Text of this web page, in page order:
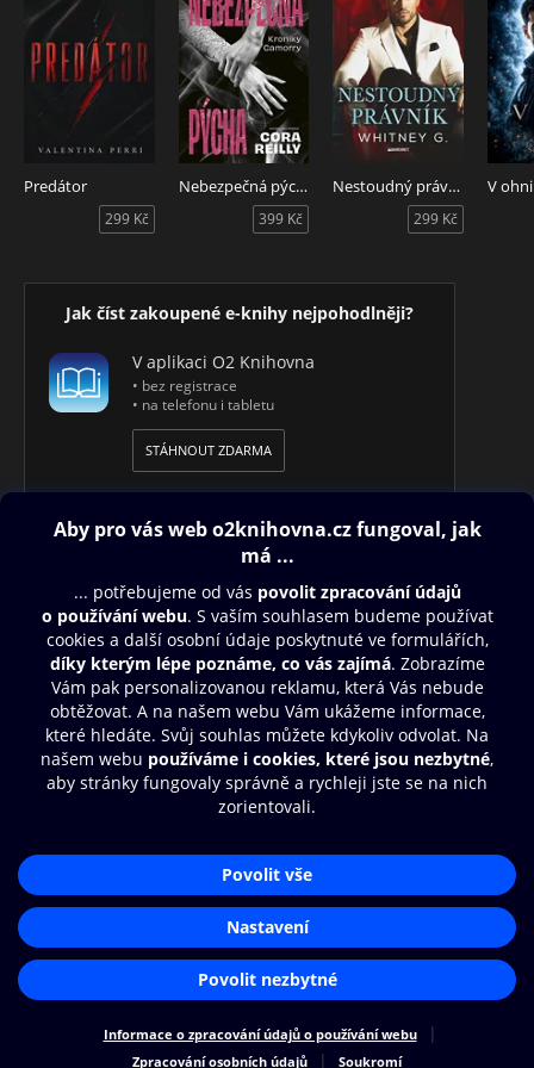
Predátor
299 Kč
Nebezpečná pýcha
399 Kč
Nestoudný právník
299 Kč
V ohni
Jak číst zakoupené e-knihy nejpohodlněji?
V aplikaci O2 Knihovna
• bez registrace
• na telefonu i tabletu
STÁHNOUT ZDARMA
Obsah ke stažení
Moje O2 Knihovna
Další zábava
© O2 Czech Republic a.s.
Přístupnost
Zásady zpracování osobních údajů
Nastavení cookies
Aplikace O2 Knihovna
Čti a poslouchej své e-knihy a
audioknihy rychleji a pohodlněji.